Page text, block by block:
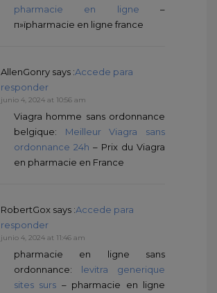
pharmacie en ligne –
п»їpharmacie en ligne france
AllenGonry says :Accede para
responder
junio 4, 2024 at 10:56 am
Viagra homme sans ordonnance
belgique: Meilleur Viagra sans
ordonnance 24h – Prix du Viagra
en pharmacie en France
RobertGox says :Accede para
responder
junio 4, 2024 at 11:46 am
pharmacie en ligne sans
ordonnance: levitra generique
sites surs – pharmacie en ligne